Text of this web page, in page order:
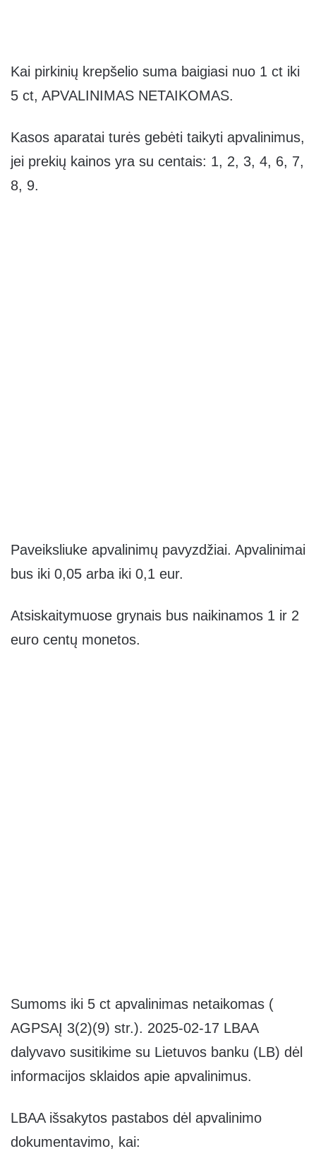
Kai pirkinių krepšelio suma baigiasi nuo 1 ct iki
5 ct, APVALINIMAS NETAIKOMAS.
Kasos aparatai turės gebėti taikyti apvalinimus,
jei prekių kainos yra su centais: 1, 2, 3, 4, 6, 7,
8, 9.
Paveiksliuke apvalinimų pavyzdžiai. Apvalinimai
bus iki 0,05 arba iki 0,1 eur.
Atsiskaitymuose grynais bus naikinamos 1 ir 2
euro centų monetos.
Sumoms iki 5 ct apvalinimas netaikomas (
AGPSAĮ 3(2)(9) str.). 2025-02-17 LBAA
dalyvavo susitikime su Lietuvos banku (LB) dėl
informacijos sklaidos apie apvalinimus.
LBAA išsakytos pastabos dėl apvalinimo
dokumentavimo, kai: